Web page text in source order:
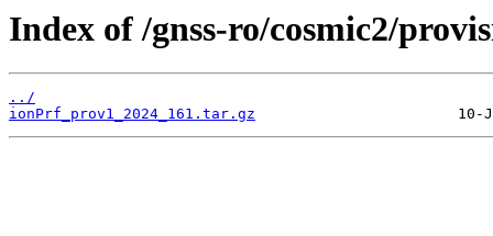
Index of /gnss-ro/cosmic2/
../
ionPrf_prov1_2024_161.tar.gz